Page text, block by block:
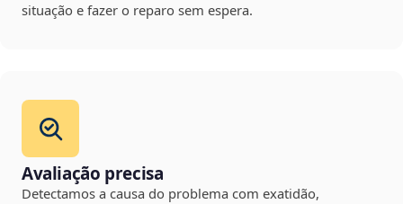
situação e fazer o reparo sem espera.
Avaliação precisa
Detectamos a causa do problema com exatidão,